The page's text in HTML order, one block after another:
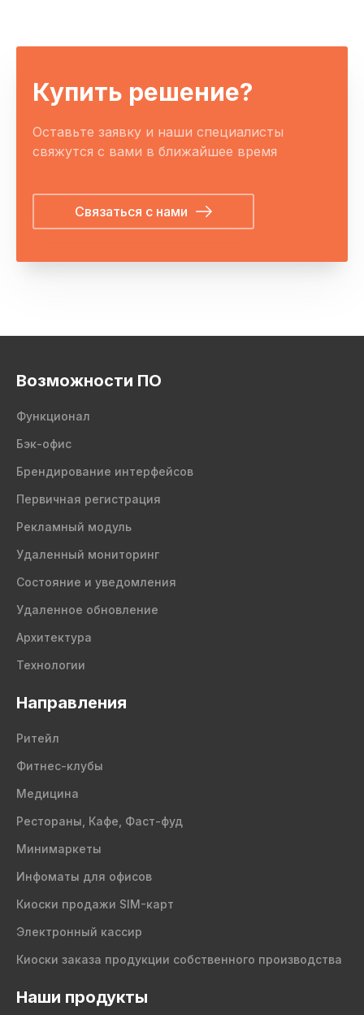
Купить решение?
Оставьте заявку и наши специалисты
свяжутся с вами в ближайшее время
Связаться с нами
Возможности ПО
Функционал
Бэк-офис
Брендирование интерфейсов
Первичная регистрация
Рекламный модуль
Удаленный мониторинг
Состояние и уведомления
Удаленное обновление
Архитектура
Технологии
Направления
Ритейл
Фитнес-клубы
Медицина
Рестораны, Кафе, Фаст-фуд
Минимаркеты
Инфоматы для офисов
Киоски продажи SIM-карт
Электронный кассир
Киоски заказа продукции собственного производства
Наши продукты